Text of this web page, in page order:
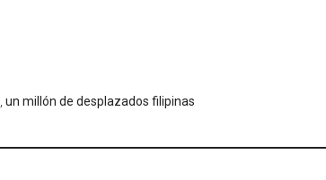
un millón de desplazados filipinas